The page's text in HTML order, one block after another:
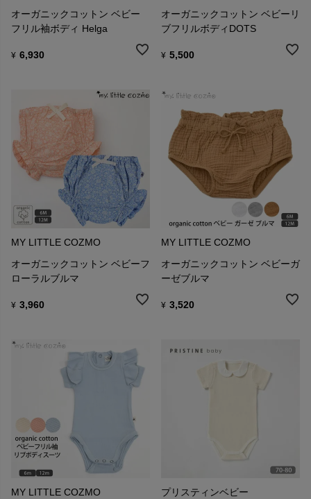
オーガニックコットン ベビー
フリル袖ボディ Helga
¥ 6,930
オーガニックコットン ベビーリ
ブフリルボディDOTS
¥ 5,500
MY LITTLE COZMO
オーガニックコットン ベビーフ
ローラルブルマ
¥ 3,960
MY LITTLE COZMO
オーガニックコットン ベビーガ
ーゼブルマ
¥ 3,520
MY LITTLE COZMO
プリスティンベビー